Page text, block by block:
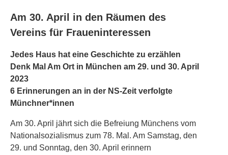
Am 30. April in den Räumen des
Vereins für Fraueninteressen
Jedes Haus hat eine Geschichte zu erzählen
Denk Mal Am Ort in München am 29. und 30. April
2023
6 Erinnerungen an in der NS-Zeit verfolgte
Münchner*innen
Am 30. April jährt sich die Befreiung Münchens vom
Nationalsozialismus zum 78. Mal. Am Samstag, den
29. und Sonntag, den 30. April erinnern